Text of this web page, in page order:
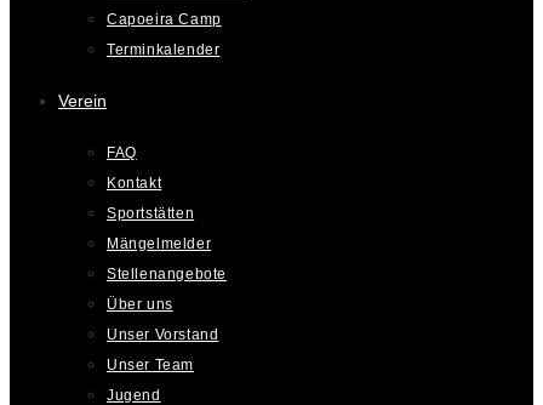
Capoeira Camp
Terminkalender
Verein
FAQ
Kontakt
Sportstätten
Mängelmelder
Stellenangebote
Über uns
Unser Vorstand
Unser Team
Jugend